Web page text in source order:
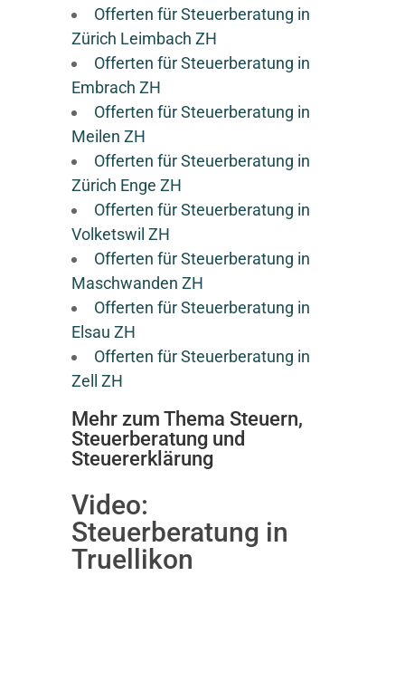
Offerten für Steuerberatung in
Zürich Leimbach ZH
Offerten für Steuerberatung in
Embrach ZH
Offerten für Steuerberatung in
Meilen ZH
Offerten für Steuerberatung in
Zürich Enge ZH
Offerten für Steuerberatung in
Volketswil ZH
Offerten für Steuerberatung in
Maschwanden ZH
Offerten für Steuerberatung in
Elsau ZH
Offerten für Steuerberatung in
Zell ZH
Mehr zum Thema Steuern,
Steuerberatung und
Steuererklärung
Video:
Steuerberatung in
Truellikon